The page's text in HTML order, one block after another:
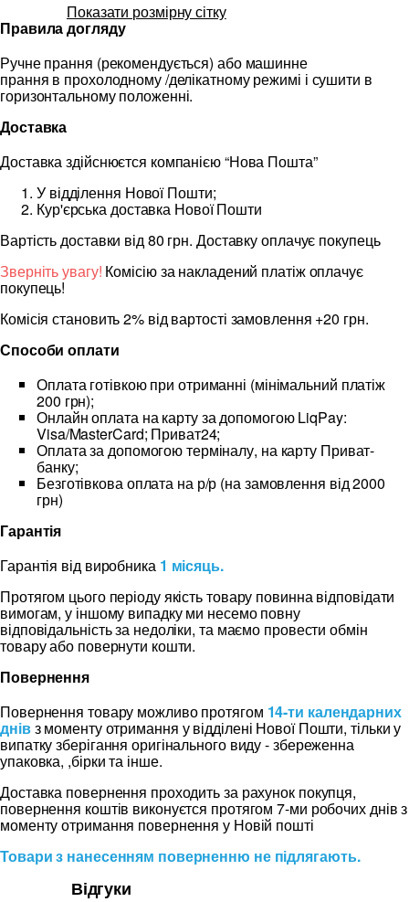
Показати розмірну сітку
Правила догляду
Ручне прання (рекомендується) або машинне
прання в прохолодному /делікатному режимі і сушити в
горизонтальному положенні.
Доставка
Доставка здійснюєтся компанією “Нова Пошта”
У відділення Нової Пошти;
Кур'єрська доставка Нової Пошти
Вартість доставки від 80 грн. Доставку оплачує покупець
Зверніть увагу! Комісію за накладений платіж оплачує
покупець!
Комісія становить 2% від вартості замовлення +20 грн.
Способи оплати
Оплата готівкою при отриманні (мінімальний платіж
200 грн);
Онлайн оплата на карту за допомогою LiqPay:
Visa/MasterCard; Приват24;
Оплата за допомогою терміналу, на карту Приват-
банку;
Безготівкова оплата на р/р (на замовлення від 2000
грн)
Гарантія
Гарантія від виробника 1 місяць.
Протягом цього періоду якість товару повинна відповідати
вимогам, у іншому випадку ми несемо повну
відповідальність за недоліки, та маємо провести обмін
товару або повернути кошти.
Повернення
Повернення товару можливо протягом 14-ти календарних
днівз моменту отримання у відділені Нової Пошти, тільки у
випатку зберігання оригінального виду - збереженна
упаковка, ,бірки та інше.
Доставка повернення проходить за рахунок покупця,
повернення коштів виконуєтся протягом 7-ми робочих днів з
моменту отримання повернення у Новій пошті
Товари з нанесенням поверненню не підлягають.
Відгуки